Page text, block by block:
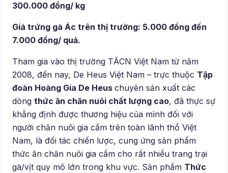
300.000 đồng/ kg
Giá trứng gà Ác trên thị trường: 5.000 đồng đến
7.000 đồng/ quả.
Tham gia vào thị trường TĂCN Việt Nam từ năm
2008, đến nay, De Heus Việt Nam – trực thuộc Tập
đoàn Hoàng Gia De Heuschuyên sản xuất các
dòngthức ăn chăn nuôi chất lượng cao, đã thực sự
khẳng định được thương hiệu của mình đối với
người chăn nuôi gia cầm trên toàn lãnh thổ Việt
Nam, là đối tác chiến lược, cung ứng sản phẩm
thức ăn chăn nuôi gia cầm cho rất nhiều trang trại
gà/vịt quy mô lớn trong khu vực. Sản phẩm Thức